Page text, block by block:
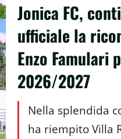
Jonica FC,
ufficiale la
Enzo Famulari
2026/2027
Nella splendida
ha riempito Villa